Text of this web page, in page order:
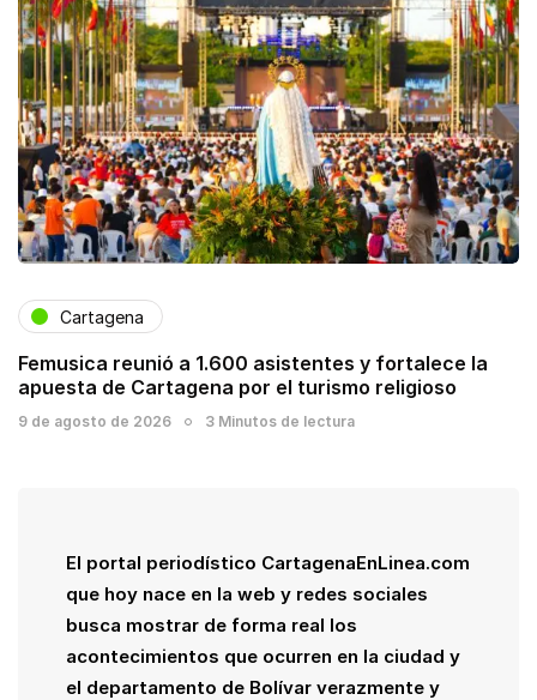
Cartagena
Femusica reunió a 1.600 asistentes y fortalece la
apuesta de Cartagena por el turismo religioso
9 de agosto de 2026 3 Minutos de lectura
El portal periodístico CartagenaEnLinea.com
que hoy nace en la web y redes sociales
busca mostrar de forma real los
acontecimientos que ocurren en la ciudad y
el departamento de Bolívar verazmente y